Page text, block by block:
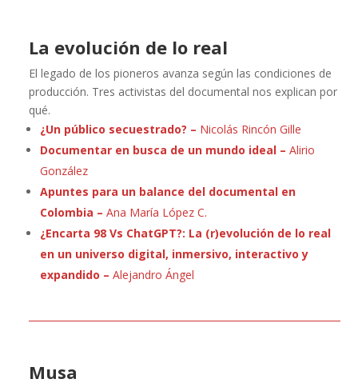
La evolución de lo real
El legado de los pioneros avanza según las condiciones de
producción. Tres activistas del documental nos explican por
qué.
¿Un público secuestrado? – Nicolás Rincón Gille
Documentar en busca de un mundo ideal –Alirio
González
Apuntes para un balance del documental en
Colombia –Ana María López C.
¿Encarta 98 Vs ChatGPT?: La (r)evolución de lo real
en un universo digital, inmersivo, interactivo y
expandido –Alejandro Ángel
Musa